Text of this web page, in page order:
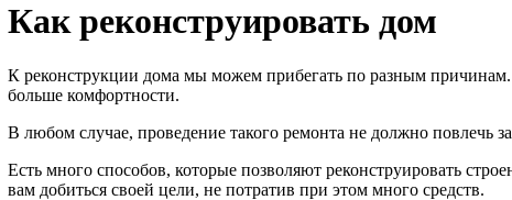
Как реконструировать дом
К реконструкции дома мы можем прибегать по разным
больше комфортности.
В любом случае, проведение такого ремонта не должно повлечь
Есть много способов, которые позволяют реконструировать
вам добиться своей цели, не потратив при этом много средств.